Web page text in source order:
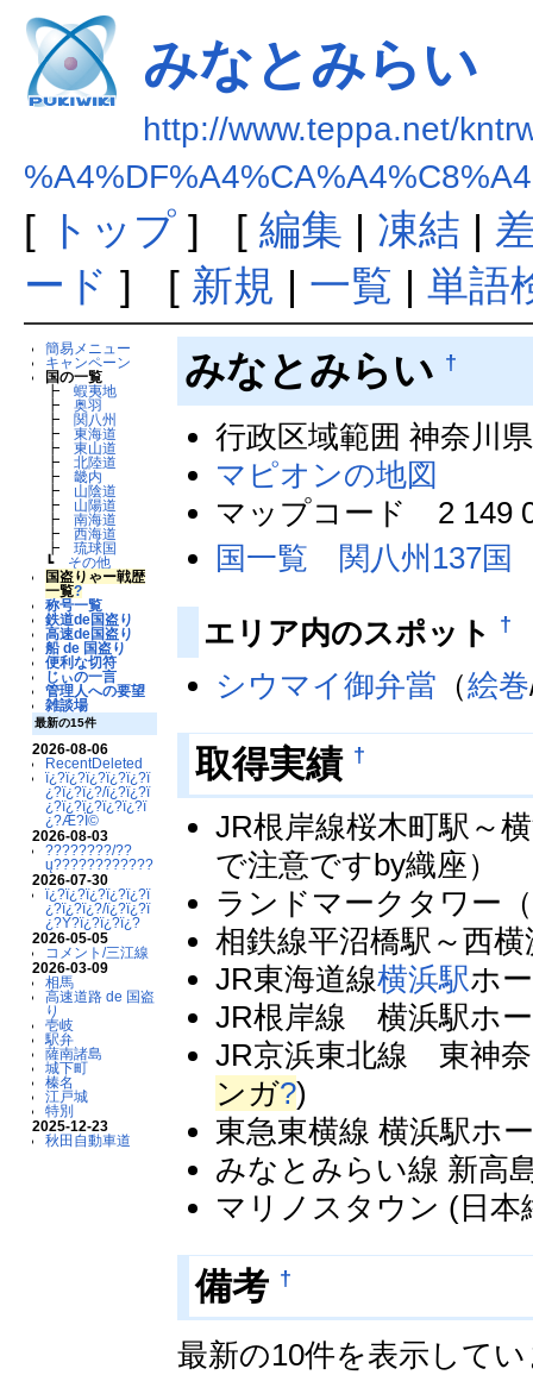
みなとみらい
http://www.teppa.net/
[ トップ] [ 編集 | 凍結 |
ード ] [ 新規 | 一覧 | 単語
簡易メニュー
キャンペーン
国の一覧
┣蝦夷地
┣奥羽
┣ 関八州
┣東海道
┣東山道
┣北陸道
┣畿内
┣ 山陰道
┣ 山陽道
┣南海道
┣西海道
┣琉球国
┗ その他
国盗りゃー戦歴
一覧?
称号一覧
鉄道de国盗り
高速de国盗り
船 de 国盗り
便利な切符
じぃの一言
管理人への要望
雑談場
最新の15件
2026-08-06
RecentDeleted
ï¿?ï¿?ï¿?ï¿?ï¿?ï
¿?ï¿?ï¿?/ï¿?ï¿?ï
¿?ï¿?ï¿?ï¿?ï¿?ï
¿?Æ?Ï©
2026-08-03
????????/??
ų????????????
2026-07-30
ï¿?ï¿?ï¿?ï¿?ï¿?ï
¿?ï¿?ï¿?/ï¿?ï¿?ï
¿?Ý?ï¿?ï¿?ï¿?
2026-05-05
コメント/三江線
2026-03-09
相馬
高速道路 de 国盗
り
壱岐
駅弁
薩南諸島
城下町
榛名
江戸城
特別
2025-12-23
秋田自動車道
みなとみらい †
行政区域範囲 神奈川
マピオンの地図
マップコード 2 149
国一覧 関八州137国
エリア内のスポット †
シウマイ御弁當 （絵巻
取得実績 †
JR根岸線桜木町駅～
で注意ですby織座）
ランドマークタワー
相鉄線平沼橋駅～西
JR東海道線横浜駅ホ
JR根岸線 横浜駅ホ
JR京浜東北線 東神
ンガ?)
東急東横線 横浜駅ホ
みなとみらい線 新高
マリノスタウン (日本
備考 †
最新の10件を表示して